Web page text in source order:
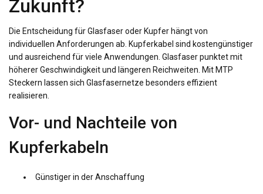
Zukunft?
Die Entscheidung für Glasfaser oder Kupfer hängt von
individuellen Anforderungen ab. Kupferkabel sind kostengünstiger
und ausreichend für viele Anwendungen. Glasfaser punktet mit
höherer Geschwindigkeit und längeren Reichweiten. Mit MTP
Steckern lassen sich Glasfasernetze besonders effizient
realisieren.
Vor- und Nachteile von
Kupferkabeln
Günstiger in der Anschaffung